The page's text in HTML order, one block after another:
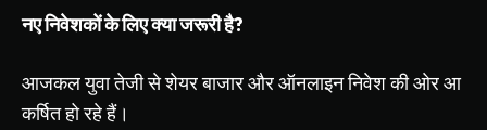
नएनिवेशकोंकेलिएक्याजरूरीहै?
आजकलयुवातेजीसेशेयरबाजारऔरऑनलाइननिवेशकीओरआ
कर्षितहोरहेहैं।